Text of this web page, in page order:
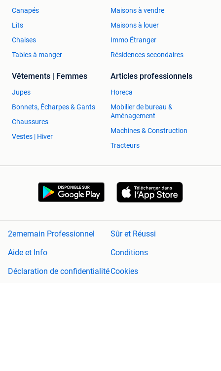
Canapés
Lits
Chaises
Tables à manger
Maisons à vendre
Maisons à louer
Immo Étranger
Résidences secondaires
Vêtements | Femmes
Jupes
Bonnets, Écharpes & Gants
Chaussures
Vestes | Hiver
Articles professionnels
Horeca
Mobilier de bureau &
Aménagement
Machines & Construction
Tracteurs
2ememain Professionnel
Sûr et Réussi
Aide et Info
Conditions
Déclaration de confidentialitéCookies